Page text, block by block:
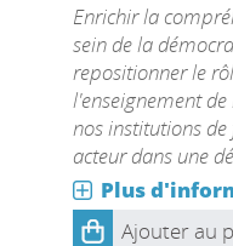
Enrichir la
sein de la
repositionner le
l'enseignement
nos institutions
acteur dans une
Plus
Ajouter au